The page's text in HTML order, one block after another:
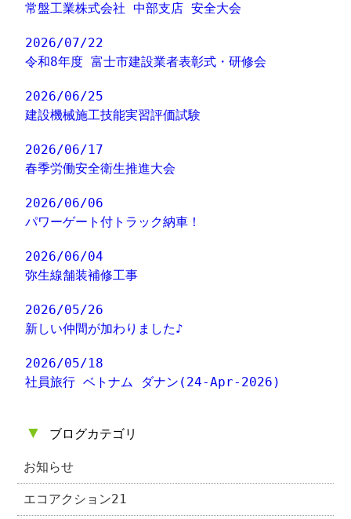
常盤工業株式会社 中部支店 安全大会
2026/07/22
令和8年度 富士市建設業者表彰式・研修会
2026/06/25
建設機械施工技能実習評価試験
2026/06/17
春季労働安全衛生推進大会
2026/06/06
パワーゲート付トラック納車！
2026/06/04
弥生線舗装補修工事
2026/05/26
新しい仲間が加わりました♪
2026/05/18
社員旅行 ベトナム ダナン(24-Apr-2026)
▼ ブログカテゴリ
お知らせ
エコアクション21